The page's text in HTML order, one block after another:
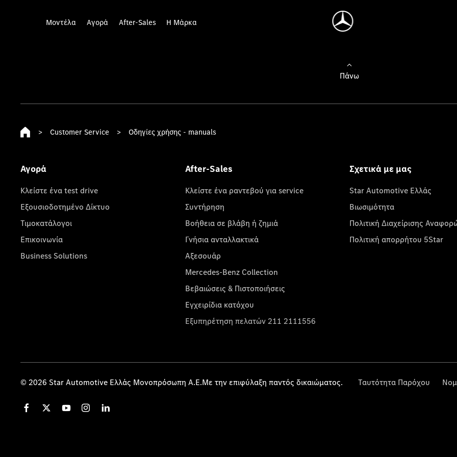
Μοντέλα Αγορά After-Sales Η Μάρκα
Πάνω
> Customer Service > Οδηγίες χρήσης - manuals
Αγορά
Κλείστε ένα test drive
Εξουσιοδοτημένο Δίκτυο
Τιμοκατάλογοι
Επικοινωνία
Business Solutions
After-Sales
Κλείστε ένα ραντεβού για service
Συντήρηση
Βοήθεια σε βλάβη ή ζημιά
Γνήσια ανταλλακτικά
Αξεσουάρ
Mercedes-Benz Collection
Βεβαιώσεις & Πιστοποιήσεις
Εγχειρίδια κατόχου
Εξυπηρέτηση πελατών 211 2111556
Σχετικά με μας
Star Automotive Ελλάς
Βιωσιμότητα
Πολιτική Διαχείρισης
Πολιτική απορρήτου 5Star
© 2026 Star Automotive Ελλάς Μονοπρόσωπη Α.Ε.Με την επιφύλαξη παντός δικαιώματος. Ταυτότητα Παρόχου